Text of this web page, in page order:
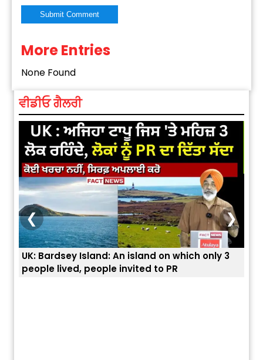
Alternative:
More Entries
None Found
ਵੀਡੀਓ ਗੈਲਰੀ
UK: Bardsey Island: An island on which only 3
people lived, people invited to PR
❮ ❯